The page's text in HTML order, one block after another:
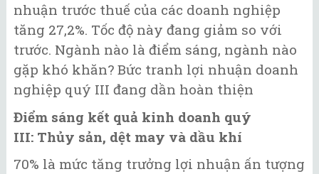
nhuận trước thuế của các doanh nghiệp
tăng 27,2%. Tốc độ này đang giảm so với
trước. Ngành nào là điểm sáng, ngành nào
gặp khó khăn? Bức tranh lợi nhuận doanh
nghiệp quý III đang dần hoàn thiện
Điểm sáng kết quả kinh doanh quý
III: Thủy sản, dệt may và dầu khí
70% là mức tăng trưởng lợi nhuận ấn tượng